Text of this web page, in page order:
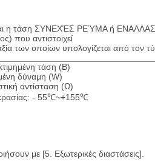
η τάση ΣΥΝΕΧΈΣ ΡΕΎΜΑ ή
που αντιστοιχεί
των οποίων υπολογίζεται από τον
τάση (Β)
δύναμη (W)
αντίσταση (Ω)
- 55℃~+155℃
με [5. Εξωτερικές διαστάσεις].